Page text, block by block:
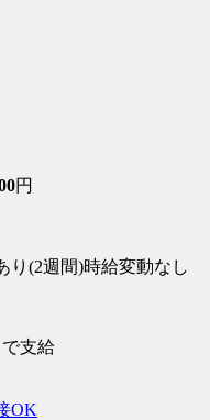
円
り(2週間)時給変動なし
支給
OK